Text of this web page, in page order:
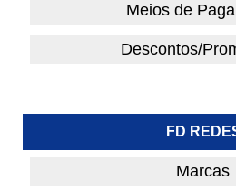
Meios de
Descontos/
FD
Marcas